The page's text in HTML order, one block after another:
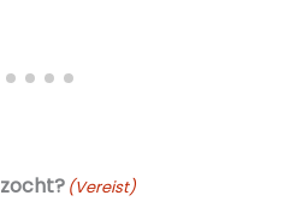
(Vereist)